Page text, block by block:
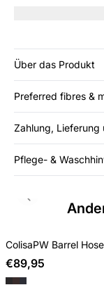
Qualität bietet
Über das Produkt
Preferred fibres &
Zahlung, Lieferung
Pflege- &
NEUHEIT
ColisaPW Barrel
€89,95
Previous slide